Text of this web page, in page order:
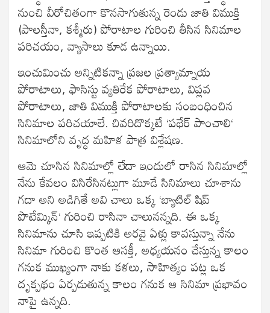
నుంచి వీరోచితంగా కొనసాగుతున్న రెండు జాతి విముక్తి
(పాలస్తీనా, కశ్మీరు) పోరాటాల గురించి తీసిన సినిమాల
పరిచయం, వ్యాసాలు కూడ ఉన్నాయి.
ఇంచుమించు అన్నిటికన్నా ప్రజల ప్రత్యామ్నాయ
పోరాటాలు, ఫాసిస్టు వ్యతిరేక పోరాటాలు, విప్లవ
పోరాటాలు, జాతి విముక్తి పోరాటాలకు సంబంధించిన
సినిమాల పరిచయాలే. చివరిదొక్కటే ‘పథేర్‍ పాంచాలి‘
సినిమాలోని వృద్ధ మహిళ పాత్ర విశ్లేషణ.
ఆమె చూసిన సినిమాల్లో లేదా ఇందులో రాసిన సినిమాల్లో
నేను కేవలం విసిరేసినట్లుగా మూడే సినిమాలు చూశాను
గదా అని అడిగితే అవి చాలు ఒక్క ‘బ్యాటిల్‍ షిప్‍
పొటేమ్కిన్‍‘ గురించి రాసినా చాలునన్నది. ఈ ఒక్క
సినిమాను చూసి ఇప్పటికి అరవై ఏళ్లు కావస్తున్నా నేను
సినిమా గురించి కొంత ఆసక్తీ, అధ్యయనం చేస్తున్న కాలం
గనుక ముఖ్యంగా నాకు కళలు, సాహిత్యం పట్ల ఒక
దృక్పథం ఏర్పడుతున్న కాలం గనుక ఆ సినిమా ప్రభావం
నాపై ఉన్నది.